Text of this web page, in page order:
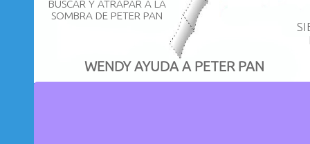
WENDY AYUDA A PETER PAN
BUSCAR Y ATRAPAR A LA
SOMBRA DE PETER PAN